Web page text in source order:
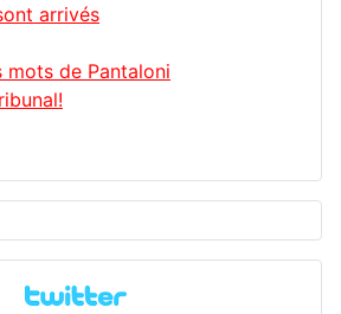
arrivés
mots de Pantaloni